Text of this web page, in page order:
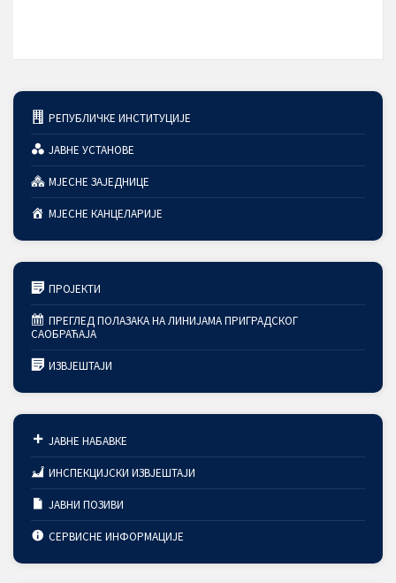
РЕПУБЛИЧКЕ ИНСТИТУЦИЈЕ
ЈАВНЕ УСТАНОВЕ
МЈЕСНЕ ЗАЈЕДНИЦЕ
МЈЕСНЕ КАНЦЕЛАРИЈЕ
ПРОЈЕКТИ
ПРЕГЛЕД ПОЛАЗАКА НА ЛИНИЈАМА ПРИГРАДСКОГ
САОБРАЋАЈА
ИЗВЈЕШТАЈИ
ЈАВНЕ НАБАВКЕ
ИНСПЕКЦИЈСКИ ИЗВЈЕШТАЈИ
ЈАВНИ ПОЗИВИ
СЕРВИСНЕ ИНФОРМАЦИЈЕ